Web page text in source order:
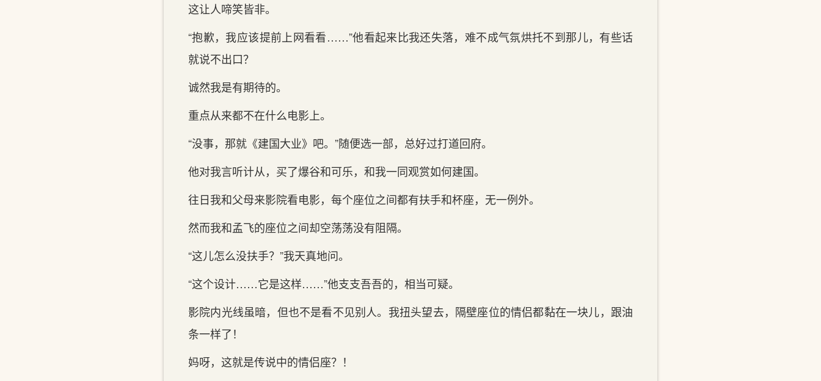
这让人啼笑皆非。
“抱歉，我应该提前上网看看……”他看起来比我还失落，难不成气氛烘托不到那儿，有些话
就说不出口？
诚然我是有期待的。
重点从来都不在什么电影上。
“没事，那就《建国大业》吧。”随便选一部，总好过打道回府。
他对我言听计从，买了爆谷和可乐，和我一同观赏如何建国。
往日我和父母来影院看电影，每个座位之间都有扶手和杯座，无一例外。
然而我和孟飞的座位之间却空荡荡没有阻隔。
“这儿怎么没扶手？”我天真地问。
“这个设计……它是这样……”他支支吾吾的，相当可疑。
影院内光线虽暗，但也不是看不见别人。我扭头望去，隔壁座位的情侣都黏在一块儿，跟油
条一样了！
妈呀，这就是传说中的情侣座？！